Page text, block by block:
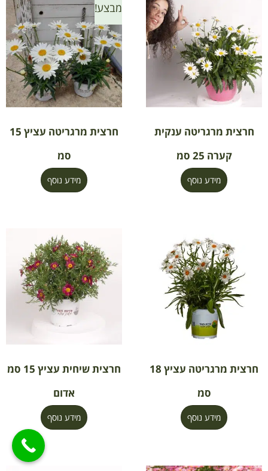
חרצית מרגריטה ענקית
קערה 25 סמ
מידע נוסף
מבצע!
חרצית מרגריטה עציץ 15
סמ
מידע נוסף
חרצית מרגריטה עציץ 18
סמ
מידע נוסף
חרצית שיחית עציץ 15 סמ
אדום
מידע נוסף